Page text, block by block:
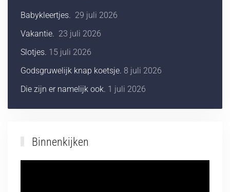
Babykleertjes. 29 juli 2026
Vakantie. 23 juli 2026
Slotjes. 15 juli 2026
Godsgruwelijk knap koetsje. 8 juli 2026
Die zijn er namelijk ook. 1 juli 2026
Binnenkijken